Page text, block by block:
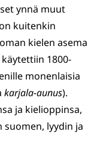
ynnä muut
kuitenkin
kielen asema
1800-
monenlaisia
karjala-aunus).
ja kielioppinsa,
lyydin ja